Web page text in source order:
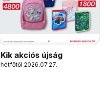
Kik akciós újság
hétfőtől 2026.07.27.